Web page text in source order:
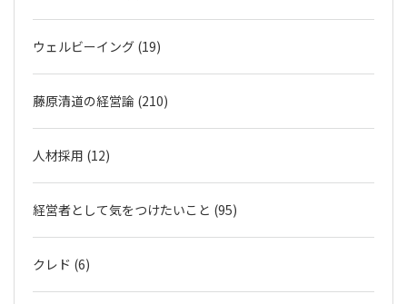
ウェルビーイング (19)
藤原清道の経営論 (210)
人材採用 (12)
経営者として気をつけたいこと (95)
クレド (6)